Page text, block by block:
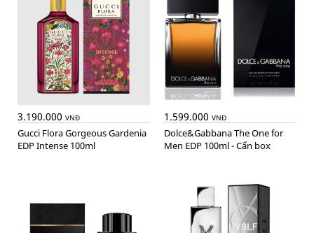
3.190.000 VNĐ
Gucci Flora Gorgeous Gardenia
EDP Intense 100ml
1.599.000 VNĐ
Dolce&Gabbana The One for
Men EDP 100ml - Cấn box